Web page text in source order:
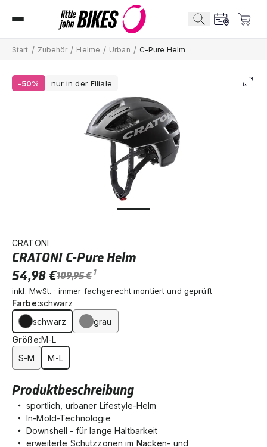
Start / Zubehör / Helme / Urban / C-Pure Helm
-50% nur in der Filiale
Produktbeschreibung
sportlich, urbaner Lifestyle-Helm
In-Mold-Technologie
Downshell - für lange Haltbarkeit
erweiterte Schutzzonen im Nacken- und
CRATONI
CRATONI C-Pure Helm
54,98 €109,95 € 1
inkl. MwSt. · immer fachgerecht montiert und geprüft
Farbe:schwarz
schwarz
grau
Größe:M-L
S-M
M-L